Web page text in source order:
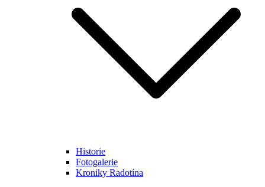
Historie
Fotogalerie
Kroniky Radotína